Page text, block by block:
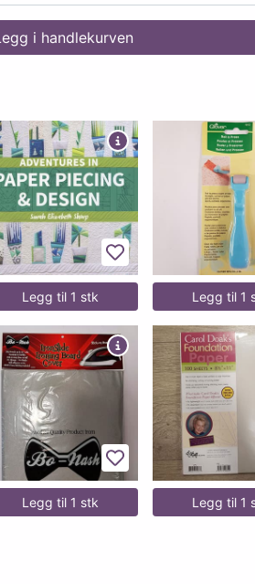
i handlekurven
Legg til favoritter
Legg til 1 stk Legg til 1
Legg til favoritter
Legg til 1 stk Legg til 1